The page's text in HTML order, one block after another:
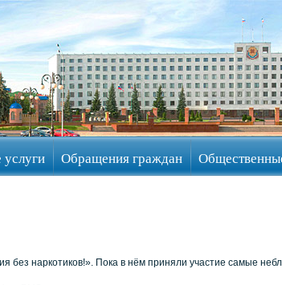
Обращения граждан
наркотиков!». Пока в нём приняли участие самые